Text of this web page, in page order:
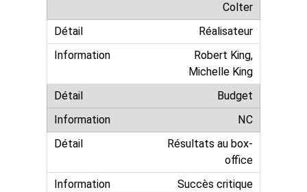
Colter
Réalisateur
Robert King,
Michelle King
Budget
NC
Résultats au box-
office
Succès critique